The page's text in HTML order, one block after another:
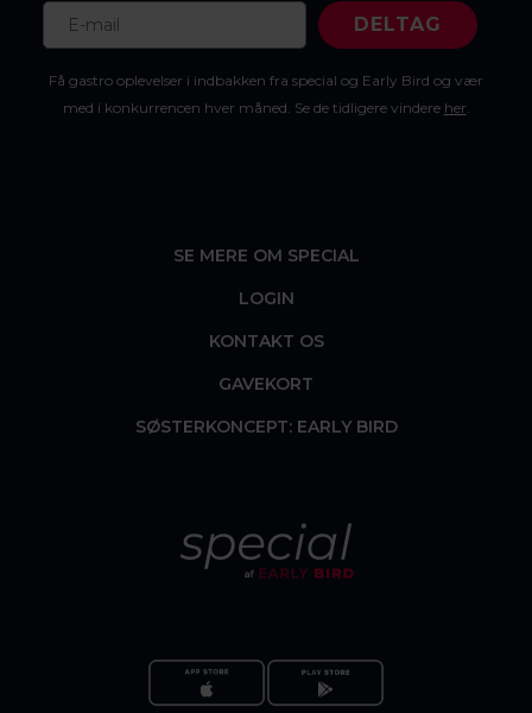
DELTAG
Få gastro oplevelser i indbakken fra special og Early Bird og vær
med i konkurrencen hver måned. Se de tidligere vindere her.
SE MERE OM SPECIAL
LOGIN
KONTAKT OS
GAVEKORT
SØSTERKONCEPT: EARLY BIRD